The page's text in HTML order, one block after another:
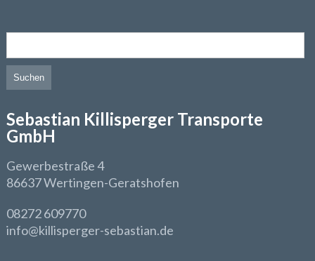
Suchen nach:
Sebastian Killisperger Transporte
GmbH
Gewerbestraße 4
86637 Wertingen-Geratshofen
08272 609770
info@killisperger-sebastian.de